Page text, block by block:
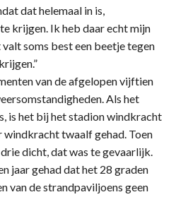
dat helemaal in is,
krijgen. Ik heb daar echt mijn
soms best een beetje tegen
van de afgelopen vijftien
Als het
is het bij het stadion windkracht
windkracht twaalf gehad. Toen
dicht, dat was te gevaarlijk.
jaar gehad dat het 28 graden
van de strandpaviljoens geen